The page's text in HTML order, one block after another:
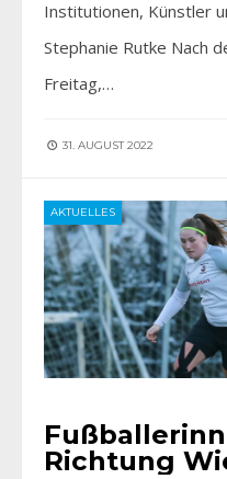
Institutionen, Künstler
Stephanie Rutke Nach
Freitag,…
31. AUGUST 2022
AKTUELLES
Richtung